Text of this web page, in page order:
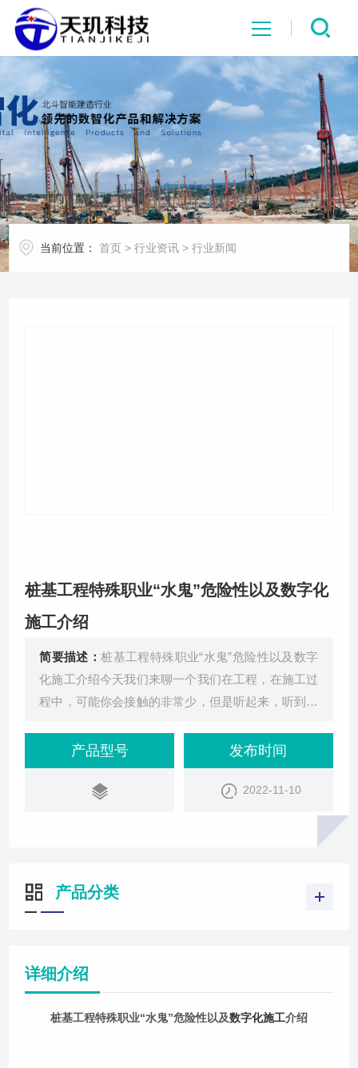
网站首页
系统中心
解决方案
项目案例
当前位置： 首页 >行业资讯 >行业新闻
桩基工程特殊职业“水鬼”危险性以及数字化
施工介绍
简要描述：桩基工程特殊职业“水鬼”危险性以及数字
化施工介绍今天我们来聊一个我们在工程，在施工过
程中，可能你会接触的非常少，但是听起来，听到这
呀，我们号称，上来了赚2万，上不来100万，我们的
视频前的朋友可能会讲，这是个什么样的职业呢。跟
上来了上不来有关系，这个职业的名字叫“水鬼”，什
么是水鬼？我们在进行，桩机施工的过程中，实际上
产品型号 发布时间
2022-11-10
产品分类
详细介绍
桩基工程特殊职业“水鬼”危险性以及数字化施工介绍